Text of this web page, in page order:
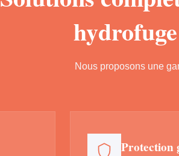
Nous proposons une
Protection